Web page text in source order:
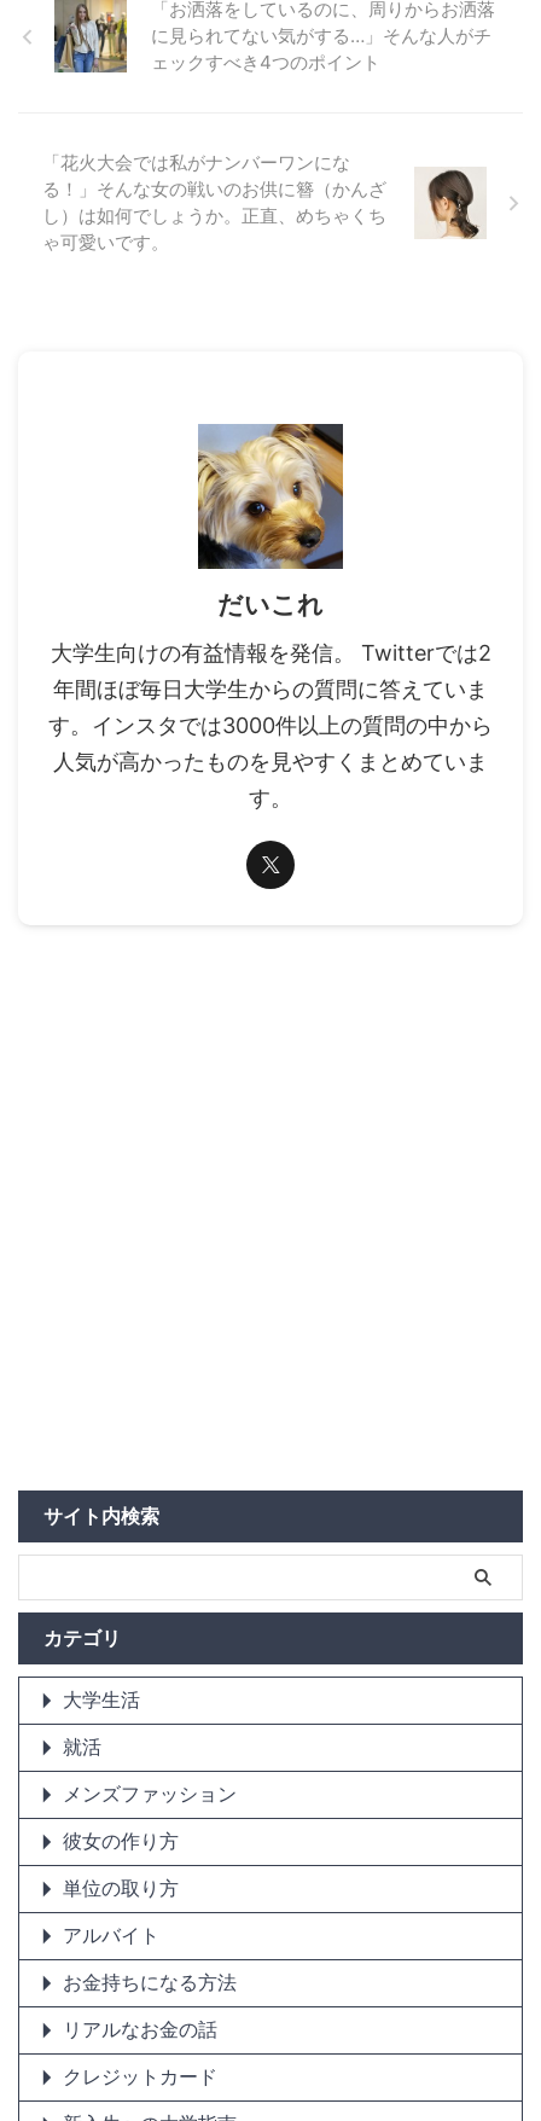
「お洒落をしているのに、周りからお洒落
に見られてない気がする…」そんな人がチ
ェックすべき4つのポイント
「花火大会では私がナンバーワンにな
る！」そんな女の戦いのお供に簪（かんざ
し）は如何でしょうか。正直、めちゃくち
ゃ可愛いです。
だいこれ
大学生向けの有益情報を発信。 Twitterでは2
年間ほぼ毎日大学生からの質問に答えていま
す。インスタでは3000件以上の質問の中から
人気が高かったものを見やすくまとめていま
す。
サイト内検索
カテゴリ
大学生活
就活
メンズファッション
彼女の作り方
単位の取り方
アルバイト
お金持ちになる方法
リアルなお金の話
クレジットカード